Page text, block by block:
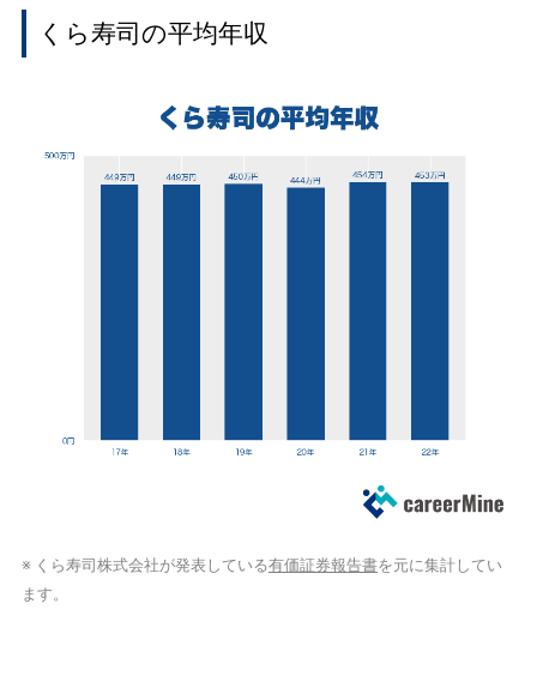
くら寿司の平均年収
※ くら寿司株式会社が発表している有価証券報告書を元に集計してい
ます。